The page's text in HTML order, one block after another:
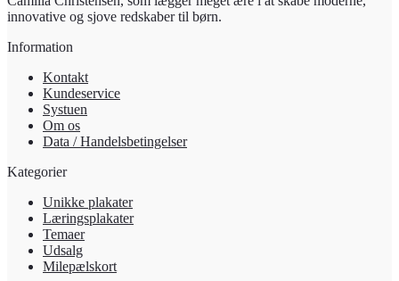
innovative og sjove redskaber til børn.
Information
Kontakt
Kundeservice
Systuen
Om os
Data / Handelsbetingelser
Kategorier
Unikke plakater
Læringsplakater
Temaer
Udsalg
Milepælskort